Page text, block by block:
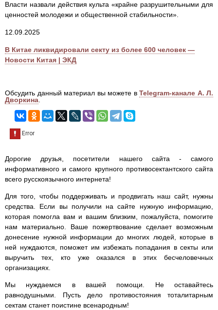
Власти назвали действия культа «крайне разрушительными для
ценностей молодежи и общественной стабильности».
12.09.2025
В Китае ликвидировали секту из более 600 человек —
Новости Китая | ЭКД
Обсудить данный материал вы можете в Telegram-канале А. Л.
Дворкина.
Дорогие друзья, посетители нашего сайта - самого
информативного и самого крупного противосектантского сайта
всего русскоязычного интернета!
Для того, чтобы поддерживать и продвигать наш сайт, нужны
средства. Если вы получили на сайте нужную информацию,
которая помогла вам и вашим близким, пожалуйста, помогите
нам материально. Ваше пожертвование сделает возможным
донесение нужной информации до многих людей, которые в
ней нуждаются, поможет им избежать попадания в секты или
выручить тех, кто уже оказался в этих бесчеловечных
организациях.
Мы нуждаемся в вашей помощи. Не оставайтесь
равнодушными. Пусть дело противостояния тоталитарным
сектам станет поистине всенародным!